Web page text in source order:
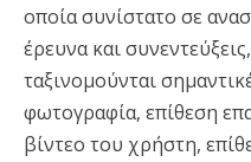
οποία συνίστατο σε
έρευνα και
ταξινομούνται
φωτογραφία, επίθεση
βίντεο του χρήστη,